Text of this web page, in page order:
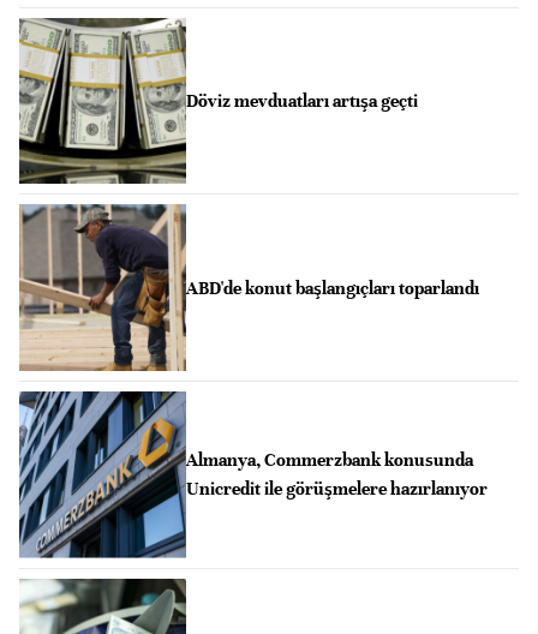
Döviz mevduatları artışa geçti
ABD'de konut başlangıçları toparlandı
Almanya, Commerzbank konusunda
Unicredit ile görüşmelere hazırlanıyor